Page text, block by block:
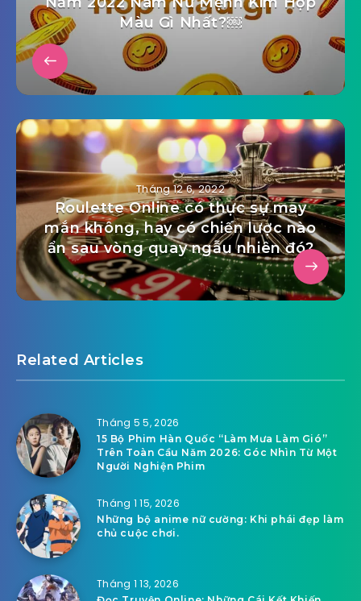
Màu Gì Nhất?￼
Tháng 12 6, 2022
Roulette Online có thực sự may
mắn không, hay có chiến lược nào
ẩn sau vòng quay ngẫu nhiên đó?
Related Articles
Tháng 5 5, 2026
15 Bộ Phim Hàn Quốc “Làm Mưa Làm Gió”
Trên Toàn Cầu Năm 2026: Góc Nhìn Từ Một
Người Nghiện Phim
Tháng 1 15, 2026
Những bộ anime nữ cường: Khi phái đẹp làm
chủ cuộc chơi.
Tháng 1 13, 2026